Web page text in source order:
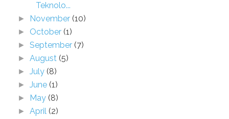
Teknolo...
► November (10)
► October (1)
►September (7)
►August (5)
►July (8)
►June (1)
► May (8)
►April (2)